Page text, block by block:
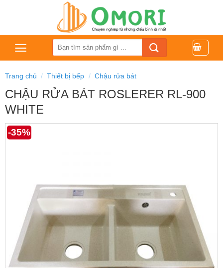
dung
Tìm
kiếm:
Trang chủ / Thiết bị bếp / Chậu rửa bát
CHẬU RỬA BÁT ROSLERER RL-900
WHITE
-35%